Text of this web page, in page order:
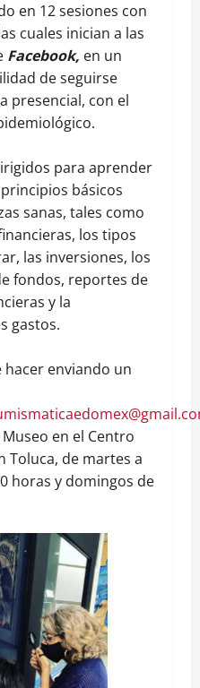
en 12 sesiones con
cuales inician a las
Facebook, en un
de seguirse
presencial, con el
para aprender
básicos
sanas, tales como
los tipos
las inversiones, los
fondos, reportes de
y la
gastos.
hacer enviando un
en el Centro
Toluca, de martes a
horas y domingos de